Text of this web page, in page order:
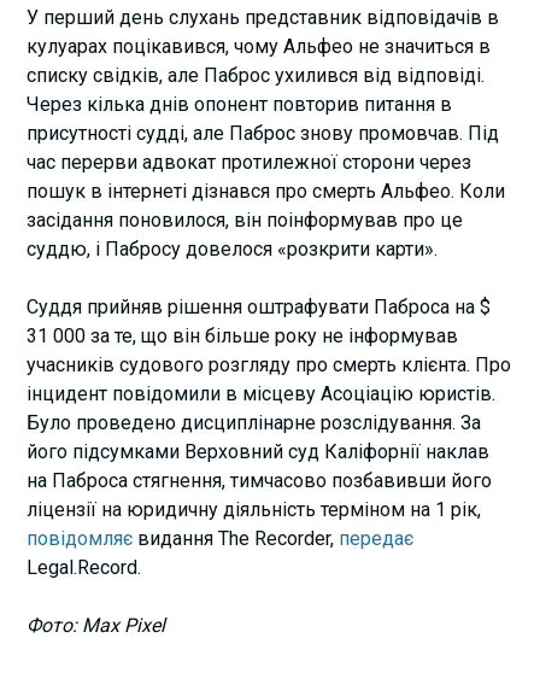
У перший день слухань представник відповідачів в
кулуарах поцікавився, чому Альфео не значиться в
списку свідків, але Паброс ухилився від відповіді.
Через кілька днів опонент повторив питання в
присутності судді, але Паброс знову промовчав. Під
час перерви адвокат протилежної сторони через
пошук в інтернеті дізнався про смерть Альфео. Коли
засідання поновилося, він поінформував про це
суддю, і Пабросу довелося «розкрити карти».
Суддя прийняв рішення оштрафувати Паброса на $
31 000 за те, що він більше року не інформував
учасників судового розгляду про смерть клієнта. Про
інцидент повідомили в місцеву Асоціацію юристів.
Було проведено дисциплінарне розслідування. За
його підсумками Верховний суд Каліфорнії наклав
на Паброса стягнення, тимчасово позбавивши його
ліцензії на юридичну діяльність терміном на 1 рік,
повідомляє видання The Recorder, передає
Legal.Record.
Фото: Max Pixel